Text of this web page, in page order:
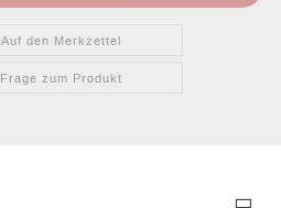
Auf den Merkzettel
Frage zum Produkt